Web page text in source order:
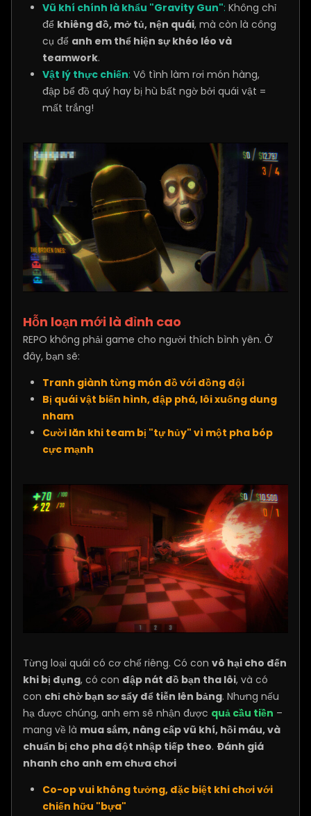
Vũ khí chính là khẩu "Gravity Gun": Không chỉ
để khiêng đồ, mở tủ, nện quái, mà còn là công
cụ để anh em thể hiện sự khéo léo và
teamwork.
Vật lý thực chiến: Vô tình làm rơi món hàng,
đập bể đồ quý hay bị hù bất ngờ bởi quái vật =
mất trắng!
Hỗn loạn mới là đỉnh cao
REPO không phải game cho người thích bình yên. Ở
đây, bạn sẽ:
Tranh giành từng món đồ với đồng đội
Bị quái vật biến hình, đập phá, lôi xuống dung
nham
Cười lăn khi team bị "tự hủy" vì một pha bóp
cực mạnh
Từng loại quái có cơ chế riêng. Có con vô hại cho đến
khi bị đụng, có con đập nát đồ bạn tha lôi, và có
con chỉ chờ bạn sơ sẩy để tiễn lên bảng. Nhưng nếu
hạ được chúng, anh em sẽ nhận được quả cầu tiền –
mang về là mua sắm, nâng cấp vũ khí, hồi máu, và
chuẩn bị cho pha đột nhập tiếp theo. Đánh giá
nhanh cho anh em chưa chơi
Co-op vui không tưởng, đặc biệt khi chơi với
chiến hữu "bựa"